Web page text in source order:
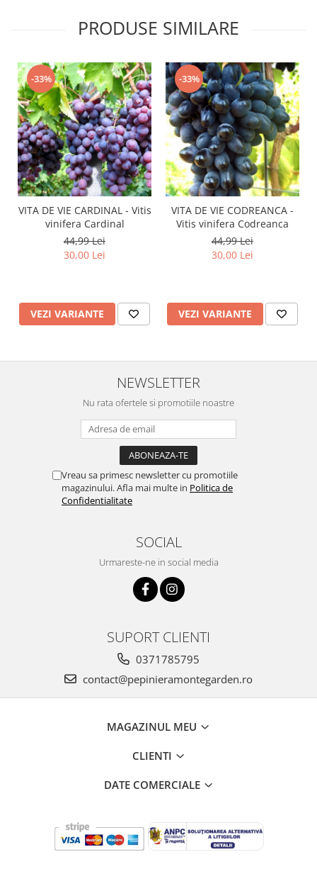
PRODUSE SIMILARE
-33%
VITA DE VIE CARDINAL - Vitis
vinifera Cardinal
44,99 Lei
30,00 Lei
VEZI VARIANTE
-33%
VITA DE VIE CODREANCA -
Vitis vinifera Codreanca
44,99 Lei
30,00 Lei
VEZI VARIANTE
NEWSLETTER
Nu rata ofertele si promotiile noastre
Vreau sa primesc newsletter cu promotiile
magazinului. Afla mai multe in Politica de
Confidentialitate
SOCIAL
Urmareste-ne in social media
SUPORT CLIENTI
0371785795
contact@pepinieramontegarden.ro
MAGAZINUL MEU
CLIENTI
DATE COMERCIALE